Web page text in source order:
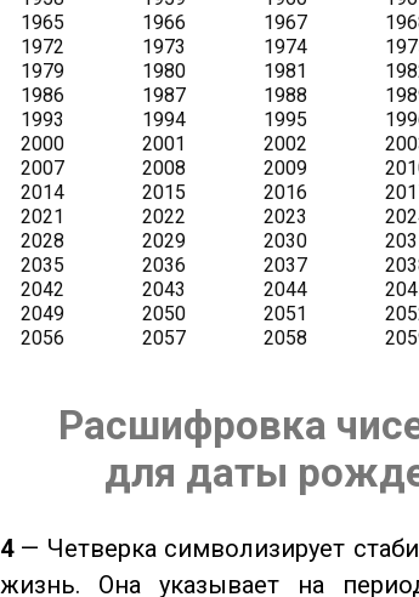
Расшифровка
для даты
4— Четверка символизирует
жизнь. Она указывает на